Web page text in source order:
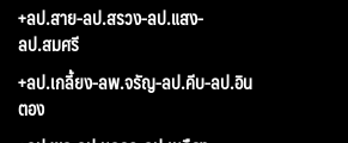
+ลป.สาย-ลป.สรวง-ลป.แสง-
ลป.สมศรี
+ลป.เกลี้ยง-ลพ.จรัญ-ลป.คีบ-ลป.อิน
ตอง